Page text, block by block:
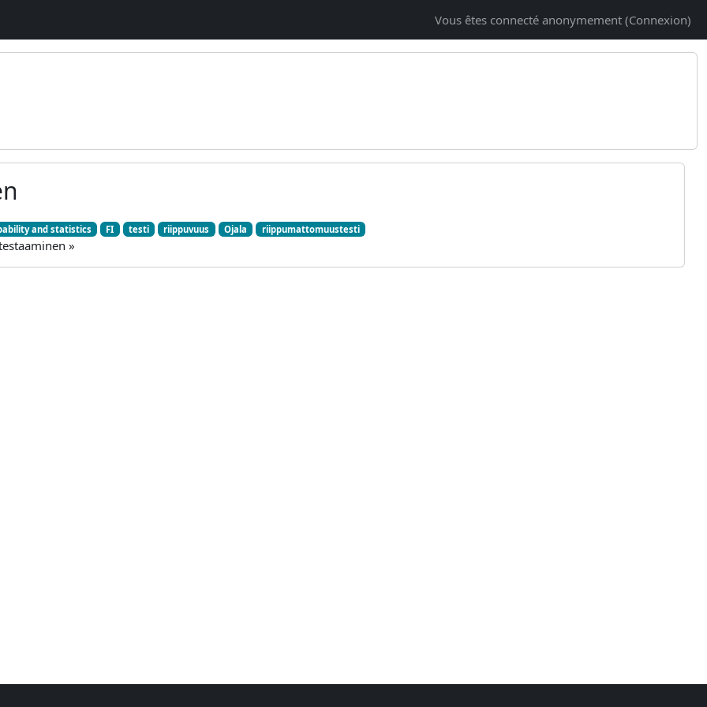
Vous êtes connecté anonymement (Connexion)
and statistics FI testi riippuvuus Ojala riippumattomuustesti
»